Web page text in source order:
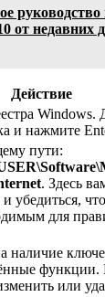
руководство
от недавних
Действие
Windows.
и нажмите
пути:
. Здесь
убедиться,
для
наличие
функции.
или